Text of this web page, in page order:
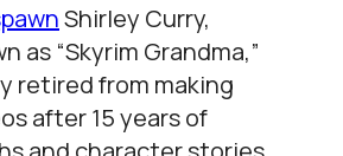
Shirley Curry,
as “Skyrim Grandma,”
retired from making
after 15 years of